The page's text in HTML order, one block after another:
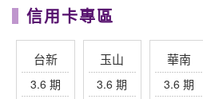
信用卡專區
台新
3.6 期
玉山
3.6 期
華南
3.6 期